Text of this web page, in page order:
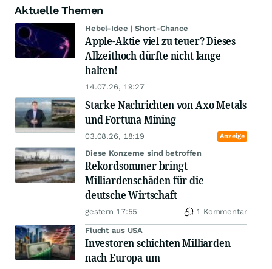
Aktuelle Themen
Hebel-Idee | Short-Chance
Apple-Aktie viel zu teuer? Dieses
Allzeithoch dürfte nicht lange
halten!
14.07.26, 19:27
Starke Nachrichten von Axo Metals
und Fortuna Mining
03.08.26, 18:19 Anzeige
Diese Konzerne sind betroffen
Rekordsommer bringt
Milliardenschäden für die
deutsche Wirtschaft
gestern 17:55 1 Kommentar
Flucht aus USA
Investoren schichten Milliarden
nach Europa um